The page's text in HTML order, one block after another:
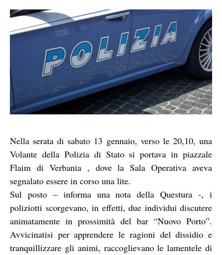
Nella serata di sabato 13 gennaio, verso le 20,10, una
Volante della Polizia di Stato si portava in piazzale
Flaim di Verbania , dove la Sala Operativa aveva
segnalato essere in corso una lite.
Sul posto – informa una nota della Questura -, i
poliziotti scorgevano, in effetti, due individui discutere
animatamente in prossimità del bar “Nuovo Porto”.
Avvicinatisi per apprendere le ragioni del dissidio e
tranquillizzare gli animi, raccoglievano le lamentele di